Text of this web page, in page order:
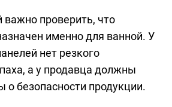
важно проверить, что
именно для ванной. У
нет резкого
а у продавца должны
о безопасности продукции.